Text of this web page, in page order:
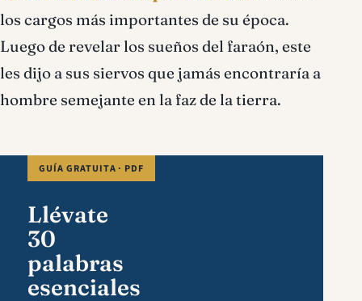
los cargos más importantes de su época.
Luego de revelar los sueños del faraón, este
les dijo a sus siervos que jamás encontraría a
hombre semejante en la faz de la tierra.
GUÍA GRATUITA · PDF
Llévate
30
palabras
esenciales